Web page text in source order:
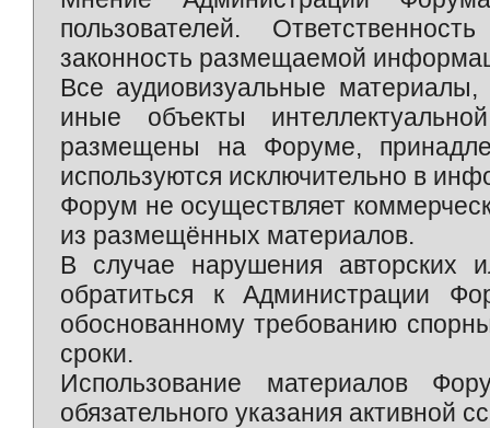
пользователей.
законность размещаемой
Все аудиовизуальные
иные объекты
размещены на Форуме,
используются исключительно в
Форум не осуществляет
из размещённых материалов.
В случае нарушения авторских
обратиться к Администрации
обоснованному требованию
сроки.
Использование материалов
обязательного указания активной